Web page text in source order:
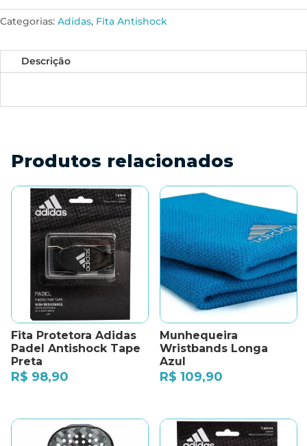
Categorias: Adidas, Fita Antishock
Descrição
Produtos relacionados
Fita Protetora Adidas
Padel Antishock Tape
Preta
R$ 98,90
Munhequeira
Wristbands Longa
Azul
R$ 109,90